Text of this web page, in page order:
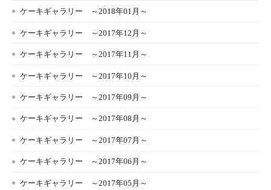
ケーキギャラリー ～2018年01月～
ケーキギャラリー ～2017年12月～
ケーキギャラリー ～2017年11月～
ケーキギャラリー ～2017年10月～
ケーキギャラリー ～2017年09月～
ケーキギャラリー ～2017年08月～
ケーキギャラリー ～2017年07月～
ケーキギャラリー ～2017年06月～
ケーキギャラリー ～2017年05月～